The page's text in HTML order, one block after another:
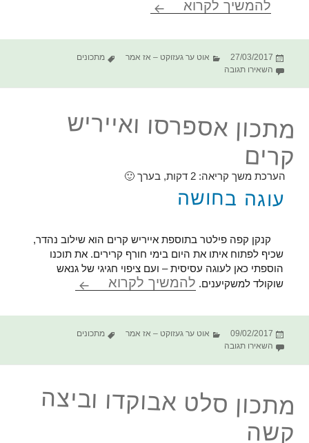
להמשיך לקרוא Rich Hummus
פורסם
בתאריך
27/03/2017 קטגוריות
אוט ער געזוקט – אז אמר תגיות
מתכונים
השאירו תגובה
מתכון אספרסו ואייריש
קרים
הערכת משך קריאה: 2 דקות, בערך 🙂
עוגה בחושה
קנקן קפה פילטר בתוספת אייריש קרים הוא שילוב נהדר,
שכיף לפתוח איתו את היום בימי חורף קרירים. את תוכנו
הוספתי כאן לעוגה עסיסית – ועם ציפוי חגיגי של גנאש
שוקולד למשקיענים. להמשיך לקרוא מתכון אספרסו
פורסם
בתאריך
09/02/2017 קטגוריות
אוט ער געזוקט – אז אמר תגיות
מתכונים
השאירו תגובה
מתכון סלט אבוקדו וביצה
קשה